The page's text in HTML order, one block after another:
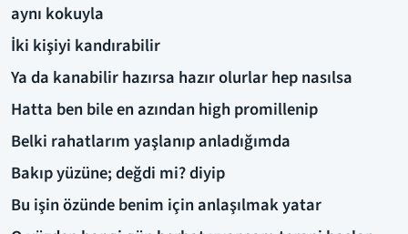
aynı kokuyla
İki kişiyi kandırabilir
Ya da kanabilir hazırsa hazır olurlar hep nasılsa
Hatta ben bile en azından high promillenip
Belki rahatlarım yaşlanıp anladığımda
Bakıp yüzüne; değdi mi? diyip
Bu işin özünde benim için anlaşılmak yatar